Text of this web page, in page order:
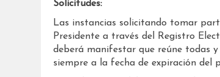
Solicitudes:
Las instancias solicitando tomar
Presidente a través del Registro
deberá manifestar que reúne todas
siempre a la fecha de expiración del